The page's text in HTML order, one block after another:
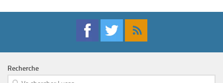
Recherche